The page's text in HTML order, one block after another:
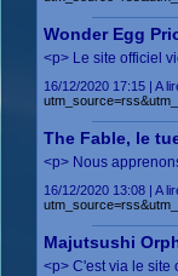
Wonder Egg
<p> Le site officiel
16/12/2020 17:15 | A
The Fable, le
<p> Nous
16/12/2020 13:08 | A
Majutsushi
<p> C'est via le site